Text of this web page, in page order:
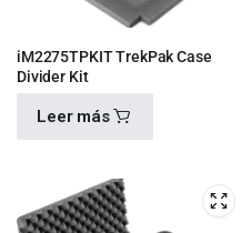
iM2275TPKIT TrekPak Case
Divider Kit
Leer más